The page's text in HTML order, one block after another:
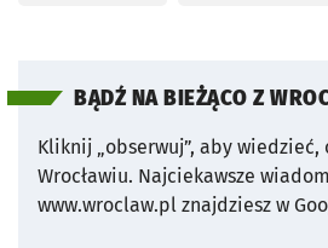
BĄDŹ NA BIEŻĄCO Z
Kliknij „obserwuj”, aby wiedzieć,
Wrocławiu. Najciekawsze
www.wroclaw.pl znajdziesz w